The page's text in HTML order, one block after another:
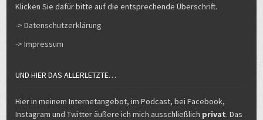
Klicken Sie dafür bitte auf die entsprechende Überschrift.
-> Datenschutzerklärung
-> Impressum
UND HIER DAS ALLERLETZTE…
Hier in meinem Internetangebot, im Podcast, bei Facebook,
Instagram und Twitter äußere ich mich ausschließlich privat. Das